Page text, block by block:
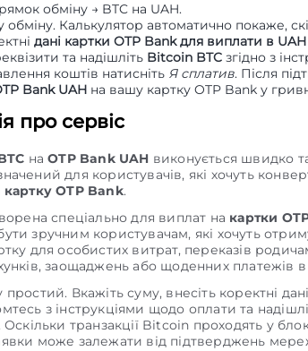
обміну → BTC на UAH.
обміну. Калькулятор автоматично покаже,
дані картки OTP Bank для виплати в UAH
та надішліть Bitcoin BTC згідно з
коштів натисніть Я сплатив. Після
Bank UAH на вашу картку OTP Bank у
про сервіс
наOTP Bank UAH виконується швидко
для користувачів, які хочуть
OTP Bank.
спеціально для виплат на картки
зручним користувачам, які хочуть
для особистих витрат, переказів
заощаджень або щоденних платежів в
Вкажіть суму, внесіть коректні
з інструкціями щодо оплати та
транзакції Bitcoin проходять у
може залежати від підтверджень